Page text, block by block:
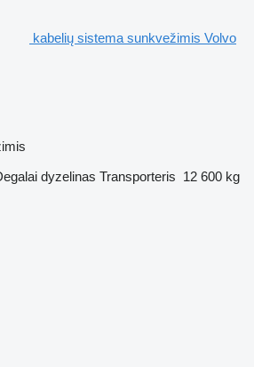
kabelių sistema sunkvežimis Volvo
dyzelinas Transporteris 12 600 kg